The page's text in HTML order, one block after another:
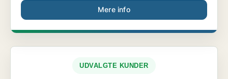
Mere info
UDVALGTE KUNDER